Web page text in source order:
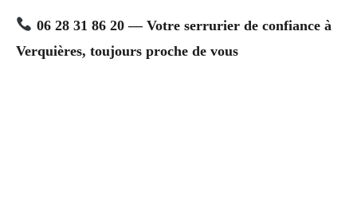
06 28 31 86 20 — Votre serrurier de confiance à
Verquières, toujours proche de vous